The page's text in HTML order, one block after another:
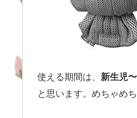
使える期間は、 新生児
と思います。めちゃめ